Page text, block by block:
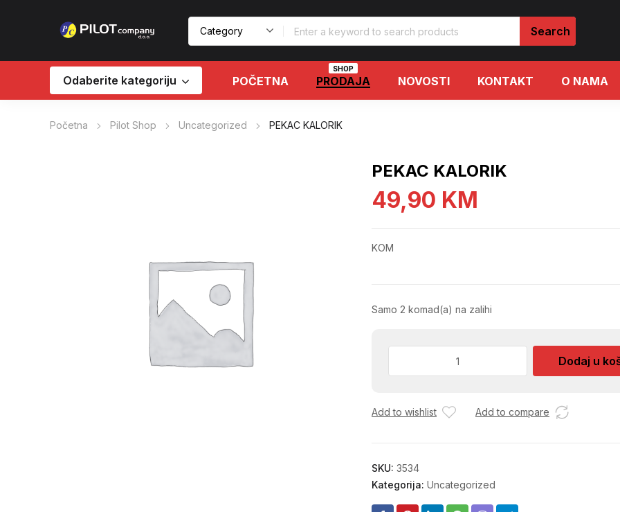
Odaberite kategoriju POČETNA PRODAJA
SHOP
NOVOSTI KONTAKT O NAMA
Početna Pilot Shop Uncategorized PEKAC KALORIK
PEKAC KALORIK
49,90 KM
KOM
Samo 2 komad(a) na zalihi
Dodaj u
Add to wishlist Add to compare
SKU: 3534
Kategorija: Uncategorized